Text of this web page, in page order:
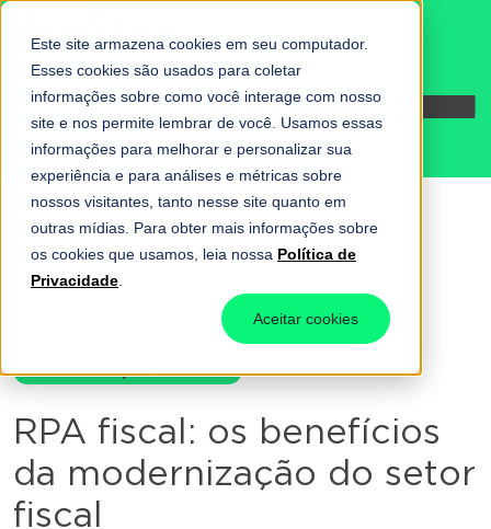
Este site armazena cookies em seu computador.
Esses cookies são usados para coletar
informações sobre como você interage com nosso
site e nos permite lembrar de você. Usamos essas
informações para melhorar e personalizar sua
experiência e para análises e métricas sobre
nossos visitantes, tanto nesse site quanto em
outras mídias. Para obter mais informações sobre
os cookies que usamos, leia nossa Política de
Privacidade
Aceitar cookies
Fale conosco
Home-Automação Fiscal-RPA fiscal: os
benefícios da modernização do setor fiscal
Automação Fiscal
RPA fiscal: os benefícios
da modernização do setor
fiscal